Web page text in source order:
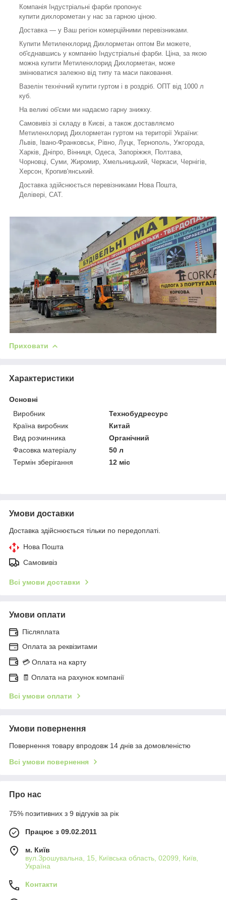
Компанія Індустріальні фарби пропонує
купити дихлорометан у нас за гарною ціною.
Доставка — у Ваш регіон комерційними перевізниками.
Купити Метиленхлорид Дихлорметан оптом Ви можете,
об'єднавшись у компанію Індустріальні фарби. Ціна, за якою
можна купити Метиленхлорид Дихлорметан, може
змінюватися залежно від типу та маси паковання.
Вазелін технічний купити гуртом і в роздріб. ОПТ від 1000 л
куб.
На великі об'єми ми надаємо гарну знижку.
Самовивіз зі складу в Києві, а також доставляємо
Метиленхлорид Дихлорметан гуртом на території України:
Львів, Івано-Франковськ, Рівно, Луцк, Тернополь, Ужгорода,
Харків, Дніпро, Вінниця, Одеса, Запоріжжя, Полтава,
Чорновці, Суми, Жиромир, Хмельницький, Черкаси, Чернігів,
Херсон, Кропив'янський.
Доставка здійснюється перевізниками Нова Пошта,
Делівері, САТ.
Приховати
Характеристики
Основні
Виробник
Технобудресурс
Країна виробник
Китай
Вид розчинника
Органічний
Фасовка матеріалу
50 л
Термін зберігання
12 міс
Умови доставки
Доставка здійснюється тільки по передоплаті.
Нова Пошта
Самовивіз
Всі умови доставки
Умови оплати
Післяплата
Оплата за реквізитами
💳 Оплата на карту
🧾 Оплата на рахунок компанії
Всі умови оплати
Умови повернення
Повернення товару впродовж 14 днів за домовленістю
Всі умови повернення
Про нас
75% позитивних з 9 відгуків за рік
Працює з 09.02.2011
м. Київ
вул.Зрошувальна, 15, Київська область, 02099, Київ,
Україна
Контакти